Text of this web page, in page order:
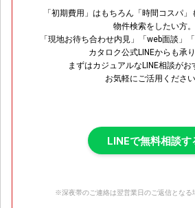
「初期費用」はもちろん「時間コスパ」
物件検索をしたい方。
「現地お待ち合わせ内見」「web面談」
カタロク公式LINEからも承り
まずはカジュアルなLINE相談がお
お気軽にご活用ください
LINEで無料相談す
※深夜帯のご連絡は翌営業日のご返信となる